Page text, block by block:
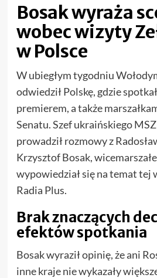
Bosak wyraża
wobec wizyty
w Polsce
W ubiegłym tygodniu
odwiedził Polskę, gdzie
premierem, a także
Senatu. Szef ukraińskiego
prowadził rozmowy z
Krzysztof Bosak,
wypowiedział się na temat tej
Radia Plus.
Brak znaczących
efektów spotkania
Bosak wyraził opinię, że ani
inne kraje nie wykazały